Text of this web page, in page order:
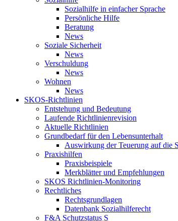
Sozialhilfe in einfacher Sprache
Persönliche Hilfe
Beratung
News
Soziale Sicherheit
News
Verschuldung
News
Wohnen
News
SKOS-Richtlinien
Entstehung und Bedeutung
Laufende Richtlinienrevision
Aktuelle Richtlinien
Grundbedarf für den Lebensunterhalt
Auswirkung der Teuerung auf die
Praxishilfen
Praxisbeispiele
Merkblätter und Empfehlungen
SKOS Richtlinien-Monitoring
Rechtliches
Rechtsgrundlagen
Datenbank Sozialhilferecht
F&A Schutzstatus S